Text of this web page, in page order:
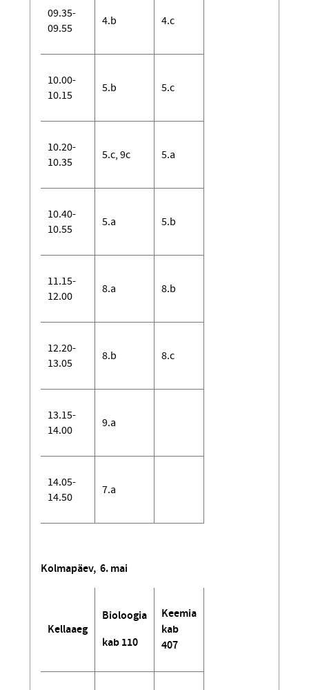
09.35-
09.55
4.b 4.c
10.00-
10.15
5.b 5.c
10.20-
10.35
5.c, 9c 5.a
10.40-
10.55
5.a 5.b
11.15-
12.00
8.a 8.b
12.20-
13.05
8.b 8.c
13.15-
14.00
9.a
14.05-
14.50
7.a
Kolmapäev, 6. mai
Kellaaeg
Bioloogia
kab 110
Keemia
kab
407